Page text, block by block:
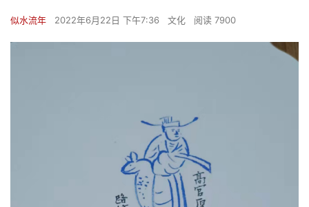
似水流年 2022年6月22日 下午7:36 文化 阅读 7900